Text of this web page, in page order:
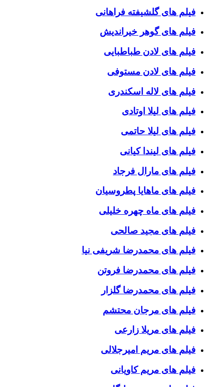
فیلم های گلشیفته فراهانی
فیلم های گوهر خیراندیش
فیلم های لادن طباطبایی
فیلم های لادن مستوفی
فیلم های لاله اسکندری
فیلم های لیلا اوتادی
فیلم های لیلا حاتمی
فیلم های لیندا کیانی
فیلم های مارال فرجاد
فیلم های ماهایا پطروسیان
فیلم های ماه چهره خلیلی
فیلم های مجید صالحی
فیلم های محمدرضا شریفی نیا
فیلم های محمدرضا فروتن
فیلم های محمدرضا گلزار
فیلم های مرجان محتشم
فیلم های مریلا زارعی
فیلم های مریم امیرجلالی
فیلم های مریم کاویانی